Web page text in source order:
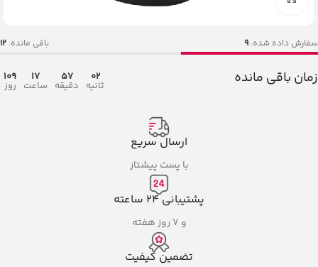
سفارش داده شده: 9 باقی مانده: 12
زمان باقی مانده 109
روز
17
ساعت
57
دقیقه
02
ثانیه
ارسال سریع
با پست پیشتاز
پشتیبانی ۲۴ ساعته
و ۷ روز هفته
تضمین کیفیت